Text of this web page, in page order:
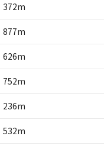
372m
877m
626m
752m
236m
532m